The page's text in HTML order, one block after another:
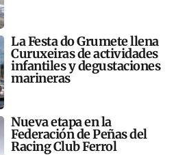
La Festa do Grumete llena
Curuxeiras de actividades
infantiles y degustaciones
marineras
Nueva etapa en la
Federación de Peñas del
Racing Club Ferrol